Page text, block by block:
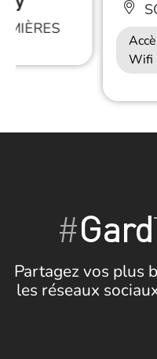
Wifi
#Gard
Partagez vos plus
les réseaux